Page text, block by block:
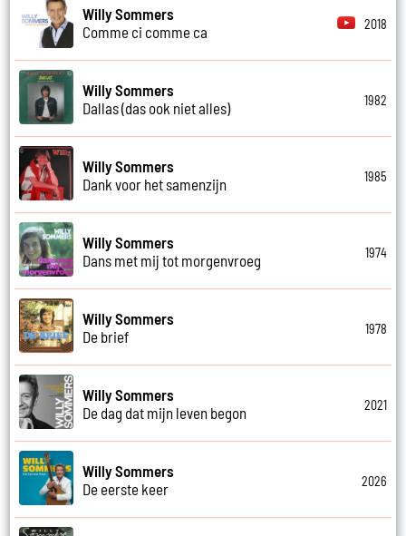
Willy Sommers
Comme ci comme ca
2018
Willy Sommers
Dallas (das ook niet alles)
1982
Willy Sommers
Dank voor het samenzijn
1985
Willy Sommers
Dans met mij tot morgenvroeg
1974
Willy Sommers
De brief
1978
Willy Sommers
De dag dat mijn leven begon
2021
Willy Sommers
De eerste keer
2026